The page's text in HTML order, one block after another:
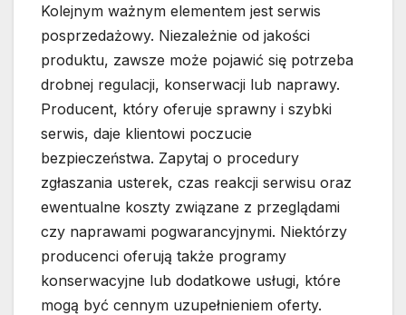
Kolejnym ważnym elementem jest serwis
posprzedażowy. Niezależnie od jakości
produktu, zawsze może pojawić się potrzeba
drobnej regulacji, konserwacji lub naprawy.
Producent, który oferuje sprawny i szybki
serwis, daje klientowi poczucie
bezpieczeństwa. Zapytaj o procedury
zgłaszania usterek, czas reakcji serwisu oraz
ewentualne koszty związane z przeglądami
czy naprawami pogwarancyjnymi. Niektórzy
producenci oferują także programy
konserwacyjne lub dodatkowe usługi, które
mogą być cennym uzupełnieniem oferty.